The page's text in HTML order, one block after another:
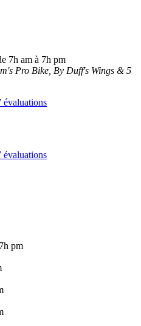
7h am à 7h pm
Pro Bike, By Duff's Wings & 5
évaluations
évaluations
pm